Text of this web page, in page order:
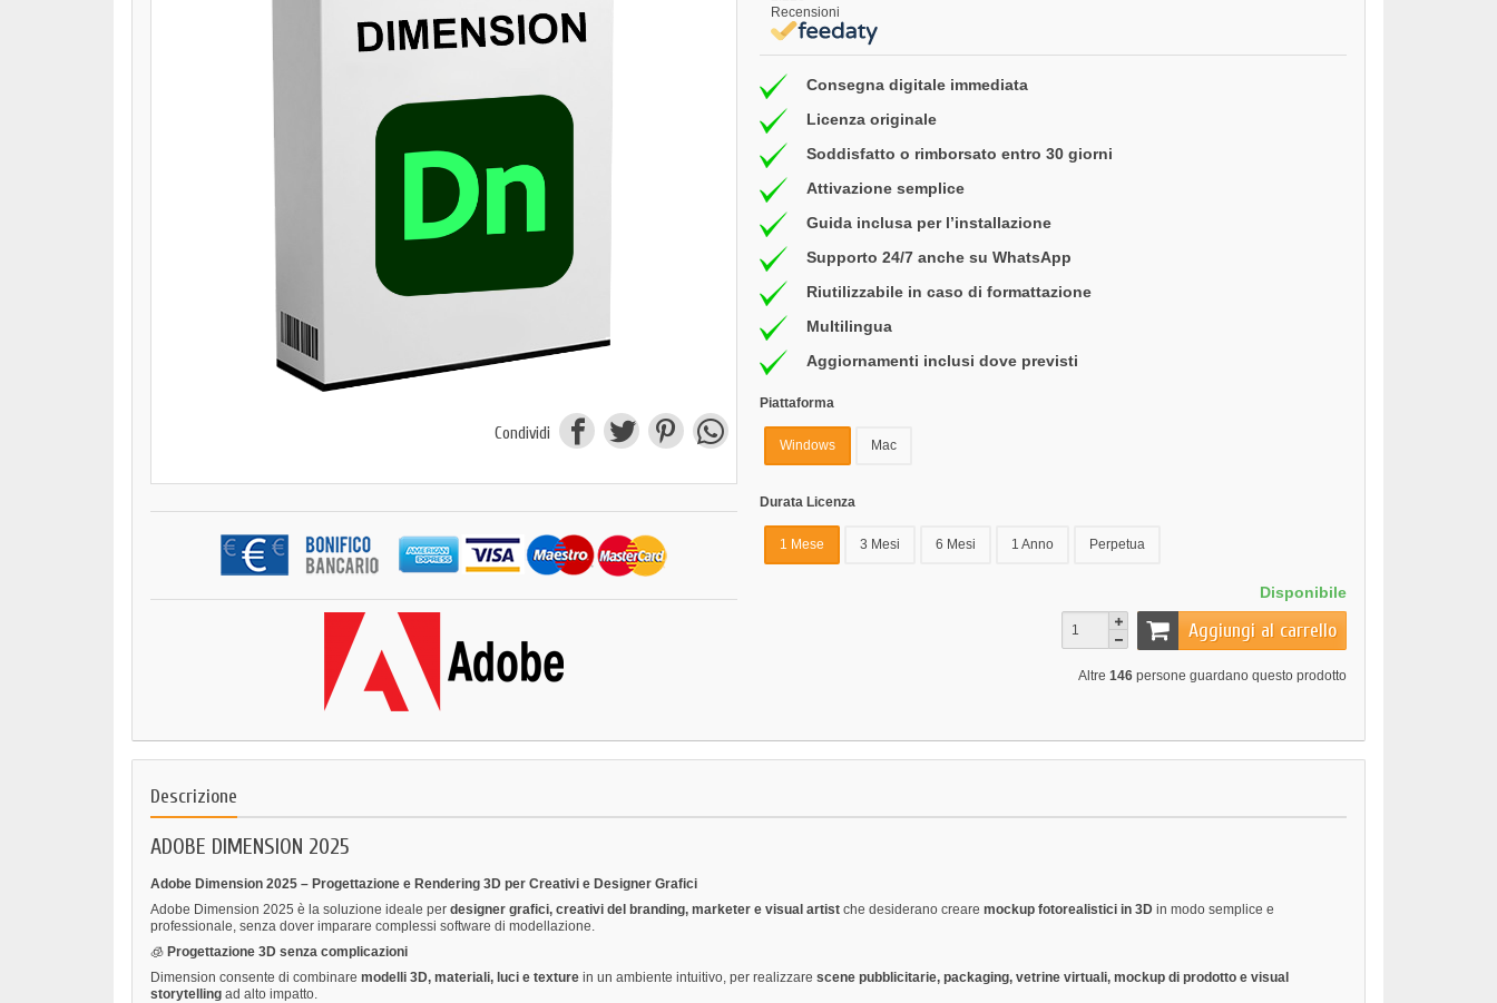
Condividi
Recensioni
Consegna digitale immediata
Licenza originale
Soddisfatto o rimborsato entro 30 giorni
Attivazione semplice
Guida inclusa per l’installazione
Supporto 24/7 anche su WhatsApp
Riutilizzabile in caso di formattazione
Multilingua
Aggiornamenti inclusi dove previsti
Piattaforma
Windows Mac
Durata Licenza
1 Mese 3 Mesi 6 Mesi 1 Anno Perpetua
Disponibile
Aggiungi al carrello
Altre 146 persone guardano questo prodotto
Descrizione
ADOBE DIMENSION 2025
Adobe Dimension 2025 – Progettazione e Rendering 3D per Creativi e Designer Grafici
Adobe Dimension 2025 è la soluzione ideale per designer grafici, creativi del branding, marketer e visual artist che desiderano creare mockup fotorealistici in 3D in modo semplice e
professionale, senza dover imparare complessi software di modellazione.
🧊 Progettazione 3D senza complicazioni
Dimension consente di combinare modelli 3D, materiali, luci e texture in un ambiente intuitivo, per realizzare scene pubblicitarie, packaging, vetrine virtuali, mockup di prodotto e visual
storytelling ad alto impatto.